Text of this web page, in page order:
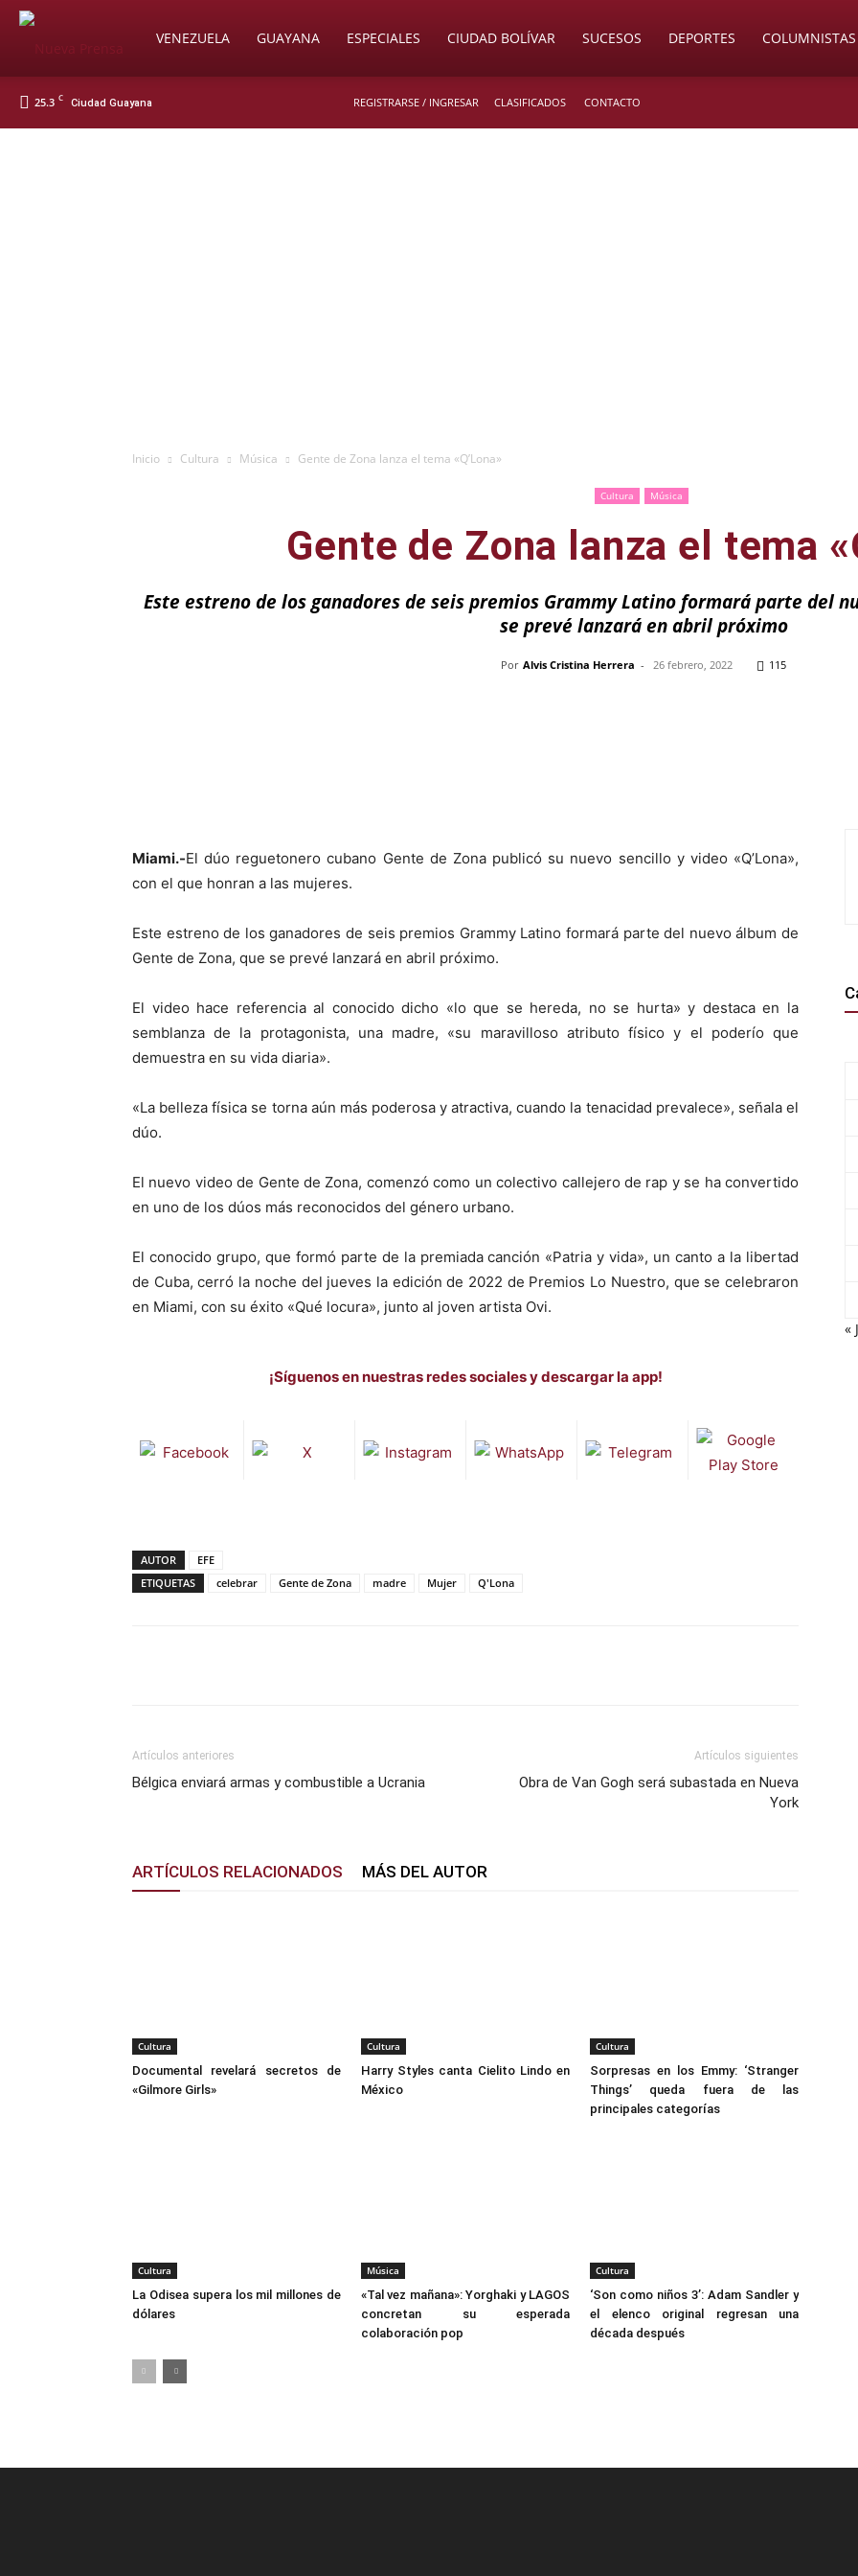
SoyVENEZUELA GUAYANA ESPECIALES CIUDAD BOLÍVAR SUCESOS DEPORTES COLUMNISTAS
25.3 C Ciudad Guayana REGISTRARSE / INGRESAR CLASIFICADOS CONTACTO
Inicio Cultura Música Gente de Zona lanza el tema «Q’Lona»
Cultura Música
Gente de Zona lanza el tema
Este estreno de los ganadores de seis premios Grammy Latino formará parte del
se prevé lanzará en abril próximo
Por Alvis Cristina Herrera - 26 febrero, 2022 115
Miami.-El dúo reguetonero cubano Gente de Zona publicó su nuevo sencillo y video «Q’Lona»,
con el que honran a las mujeres.
Este estreno de los ganadores de seis premios Grammy Latino formará parte del nuevo álbum de
Gente de Zona, que se prevé lanzará en abril próximo.
El video hace referencia al conocido dicho «lo que se hereda, no se hurta» y destaca en la
semblanza de la protagonista, una madre, «su maravilloso atributo físico y el poderío que
demuestra en su vida diaria».
«La belleza física se torna aún más poderosa y atractiva, cuando la tenacidad prevalece», señala el
dúo.
El nuevo video de Gente de Zona, comenzó como un colectivo callejero de rap y se ha convertido
en uno de los dúos más reconocidos del género urbano.
El conocido grupo, que formó parte de la premiada canción «Patria y vida», un canto a la libertad
de Cuba, cerró la noche del jueves la edición de 2022 de Premios Lo Nuestro, que se celebraron
en Miami, con su éxito «Qué locura», junto al joven artista Ovi.
¡Síguenos en nuestras redes sociales y descargar la app!
AUTOR
EFE
ETIQUETAS
celebrar Gente de Zona madre Mujer Q'Lona
Artículos anteriores
Bélgica enviará armas y combustible a Ucrania
Artículos siguientes
Obra de Van Gogh será subastada en Nueva
York
ARTÍCULOS RELACIONADOS MÁS DEL AUTOR
Cultura
Documental revelará secretos de
«Gilmore Girls»
Cultura
Harry Styles canta Cielito Lindo en
México
Cultura
Sorpresas en los Emmy: ‘Stranger
Things’ queda fuera de las
principales categorías
Cultura
La Odisea supera los mil millones de
dólares
Música
«Tal vez mañana»: Yorghaki y LAGOS
concretan su esperada
colaboración pop
Cultura
‘Son como niños 3’: Adam Sandler y
el elenco original regresan una
década después
«